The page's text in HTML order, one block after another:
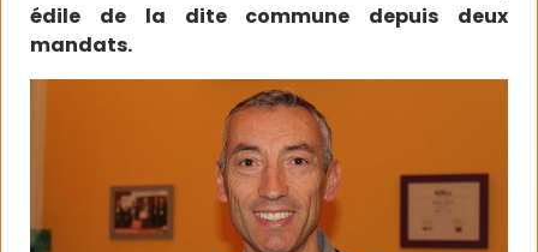
édile de la dite commune depuis deux
mandats.